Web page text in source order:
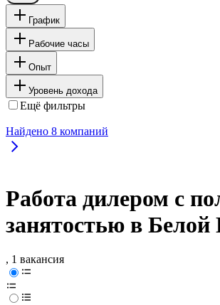
График
Рабочие часы
Опыт
Уровень дохода
Ещё фильтры
Найдено 8 компаний
Работа дилером с
занятостью в Белой
, 1 вакансия